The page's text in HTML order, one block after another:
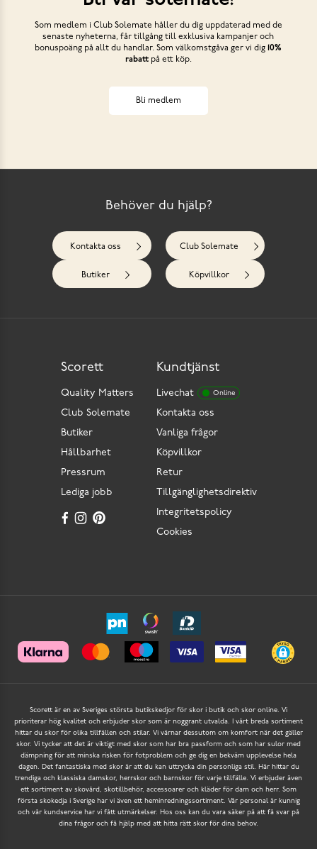
Som medlem i Club Solemate håller du dig uppdaterad med de
senaste nyheterna, får tillgång till exklusiva kampanjer och
bonuspoäng på allt du handlar. Som välkomstgåva ger vi dig 10%
rabattpå ett köp.
Bli medlem
Behöver du hjälp?
Kontakta oss Club Solemate
Butiker Köpvillkor
Kundtjänst
Livechat Online
Kontakta oss
Vanliga frågor
Köpvillkor
Retur
Tillgänglighetsdirektiv
Integritetspolicy
Cookies
Scorett
Quality Matters
Club Solemate
Butiker
Hållbarhet
Pressrum
Lediga jobb
Scorett är en av Sveriges största butikskedjor för skor i butik och skor online. Vi
prioriterar hög kvalitet och erbjuder skor som är noggrant utvalda. I vårt breda sortiment
hittar du skor för olika tillfällen och stilar. Vi värnar dessutom om komfort när det gäller
skor. Vi tycker att det är viktigt med skor som har bra passform och som har sulor med
dämpning för att minska risken för fotproblem och ge dig en bekväm upplevelse hela
dagen. Det fantastiska med skor är att du kan uttrycka din personliga stil. Här hittar du
trendiga och klassiska damskor, herrskor och barnskor för varje tillfälle. Vi erbjuder även
ett sortiment av skovård, skotillbehör, accessoarer och kläder för dam och herr. Som
första skokedja i Sverige har vi även ett heminredningssortiment. Vår personal är kunnig
och vår kundservice har vi fått utmärkelser. Hos oss kan du vara säker på att få svar på
dina frågor och få hjälp med att hitta rätt skor för dina behov.